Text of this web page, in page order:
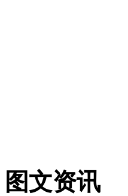
图文资讯